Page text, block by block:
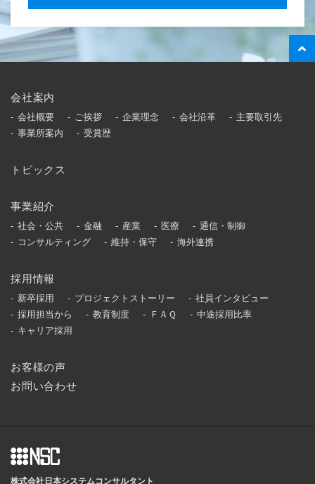
会社案内
会社概要 ご挨拶 企業理念 会社沿革
主要取引先
事業所案内
受賞歴
トピックス
事業紹介
社会・公共 金融 産業 医療
通信・制御
コンサルティング
維持・保守 海外連携
採用情報
新卒採用 プロジェクトストーリー
社員インタビュー
採用担当から
教育制度 ＦＡＱ
中途採用比率
キャリア採用
お客様の声
お問い合わせ
株式会社日本システムコンサルタント